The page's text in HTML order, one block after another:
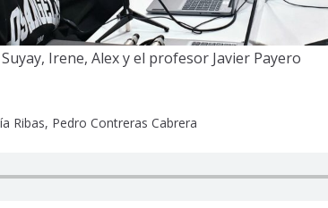
Suyay, Irene, Alex y el profesor Javier Payero
Ribas, Pedro Contreras Cabrera